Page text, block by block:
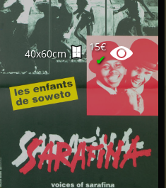
40x60cm
15€
✔